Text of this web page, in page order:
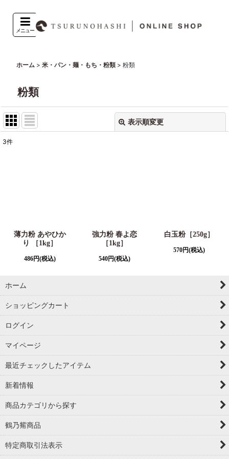
メニュー
ホーム > 米・パン・麺・もち・粉類 > 粉類
粉類
表示順変更
3件
薄力粉 あやひか
り ［1kg］
486円(税込)
強力粉 春よ恋
［1kg］
540円(税込)
白玉粉［250g］
570円(税込)
ホーム
ショッピングカート
ログイン
マイページ
最近チェックしたアイテム
新着情報
商品カテゴリから探す
鶴乃觜商品
特定商取引法表示